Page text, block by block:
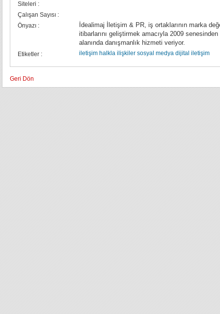
Siteleri :
Çalışan Sayısı :
Önyazı :
İdealimaj İletişim & PR, iş ortaklarının marka
itibarlarını geliştirmek amacıyla 2009 senesinden beri
alanında danışmanlık hizmeti veriyor.
Etiketler : iletişim halkla ilişkiler sosyal medya dijital iletişim
Geri Dön